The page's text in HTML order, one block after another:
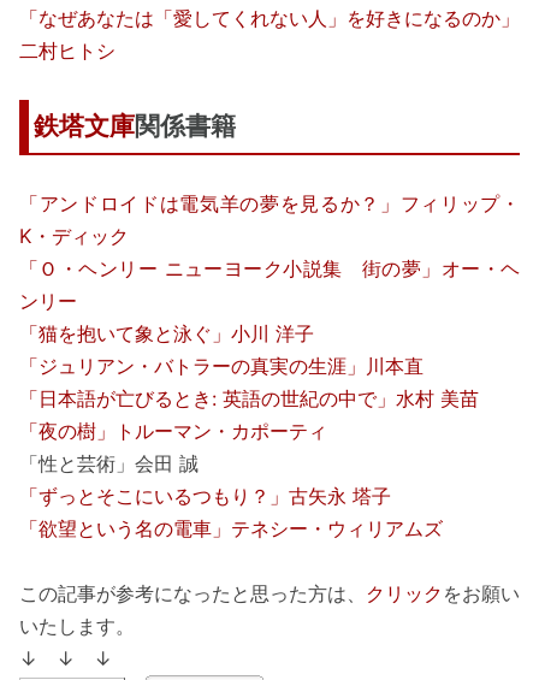
「なぜあなたは「愛してくれない人」を好きになるのか」
二村ヒトシ
鉄塔文庫関係書籍
「アンドロイドは電気羊の夢を見るか？」フィリップ・
K・ディック
「Ｏ・ヘンリー ニューヨーク小説集 街の夢」オー・ヘ
ンリー
「猫を抱いて象と泳ぐ」小川 洋子
「ジュリアン・バトラーの真実の生涯」川本直
「日本語が亡びるとき: 英語の世紀の中で」水村 美苗
「夜の樹」トルーマン・カポーティ
「性と芸術」会田 誠
「ずっとそこにいるつもり？」古矢永 塔子
「欲望という名の電車」テネシー・ウィリアムズ
この記事が参考になったと思った方は、 クリック をお願い
いたします。
↓ ↓ ↓